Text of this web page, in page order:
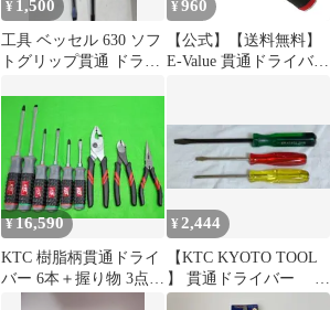
¥ 1,500
工具 ベッセル 630 ソフ
トグリップ貫通 ドライ
¥ 960
【公式】【送料無料】
E-Value 貫通ドライバー
¥16,590
KTC 樹脂柄貫通ドライ
バー 6本＋握り物 3点
セット
¥ 2,444
【KTC KYOTO TOOL
】 貫通ドライバー 3
本セット